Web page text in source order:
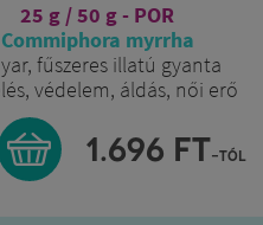
25 g / 50 g - POR
Commiphora myrrha
fűszeres illatú gyanta
védelem, áldás, női erő
1.696 FT-tól